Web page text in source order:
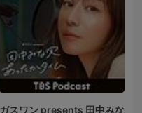
ガスワン presents 田中みな